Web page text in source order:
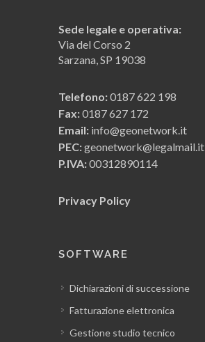
Sede legale e operativa:
Via del Corso 2
Sarzana, SP 19038
Telefono:0187 622 198
Fax:0187 627 172
Email: info@geonetwork.it
PEC:geonetwork@legalmail.it
P.IVA:00312890114
Privacy Policy
SOFTWARE
Dichiarazioni di successione
Fatturazione elettronica
Gestione studio tecnico